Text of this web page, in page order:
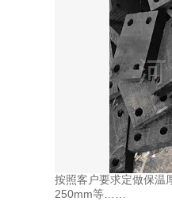
按照客户要求定做保温
250mm等……